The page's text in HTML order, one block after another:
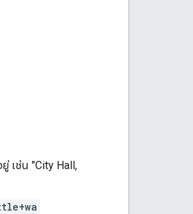
เช่น "City Hall,